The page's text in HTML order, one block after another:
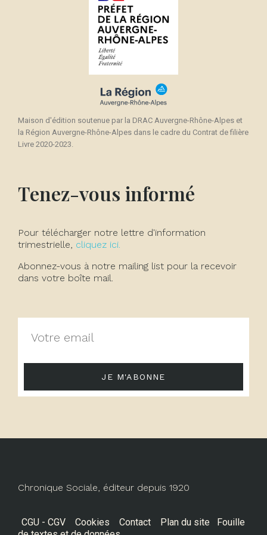
Maison d'édition soutenue par la DRAC Auvergne-Rhône-Alpes et
la Région Auvergne-Rhône-Alpes dans le cadre du Contrat de filière
Livre 2020-2023.
Tenez-vous informé
Pour télécharger notre lettre d'information
trimestrielle, cliquez ici.
Abonnez-vous à notre mailing list pour la recevoir
dans votre boîte mail.
JE M'ABONNE
Chronique Sociale, éditeur depuis 1920
CGU - CGV Cookies Contact Plan du site
Fouille